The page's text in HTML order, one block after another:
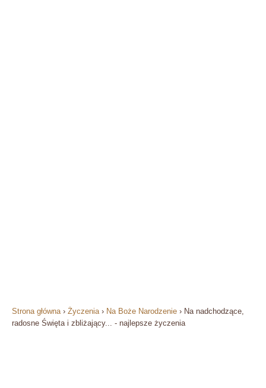
Strona główna › Życzenia › Na Boże Narodzenie › Na nadchodzące,
radosne Święta i zbliżający... - najlepsze życzenia